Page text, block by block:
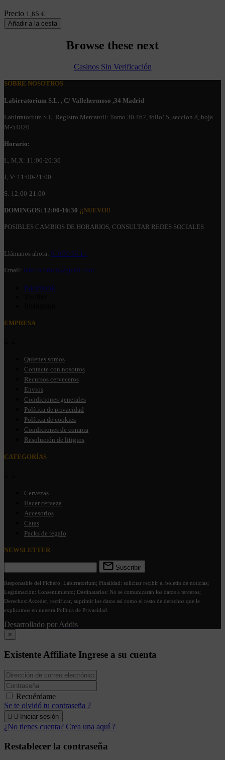
Precio 1,85 €
Añadir a la cesta
Browse these next
Casinos Sin Verificación
SOBRE NOSOTROS
Labirratorium S.L. , C/ Vallehermoso ,34 Madrid
Labirratorium S.L. Registro Mercantil: Tomo 30.467, folio15, seccion 8, hoja
M-54820
Horario:
L, M,X: 11:00-20:30
J, V: 11:00-21:00
S: 12:00-21:00
DOMINGOS: 12:00-16:30 ¡¡NUEVO!!
POSIBLES CAMBIOS DE HORARIOS, CONSULTAR REDES SOCIALES
Llámanos ahora: 910 59 94 11
Email: labirratorium@gmail.com
Facebook
EMPRESA
Quienes somos
Contacte con nosotros
Recursos cerveceros
Envios
Condiciones generales
Política de privacidad
Política de cookies
Condiciones de compra
Resolución de litigios
CATEGORÍAS
Cervezas
Hacer cerveza
Accesorios
Catas
Packs de regalo
NEWSLETTER
Suscribir
Responsable del Fichero: Labirratorium; Finalidad: solicitar recibir el boletín de noticias;
Legitimación: Consentimiento; Destinatarios: No se comunicarán los datos a terceros;
Derechos: Acceder, rectificar, suprimir los datos así como el resto de derechos que le
explicamos en nuestra Política de Privacidad.
Desarrollado porAddis
×
Existente Affiliate Ingrese a su cuenta
Recuérdame
Se te olvidó tu contraseña ?
  Iniciar sesión
¿No tienes cuenta? Crea una aquí ?
Restablecer la contraseña